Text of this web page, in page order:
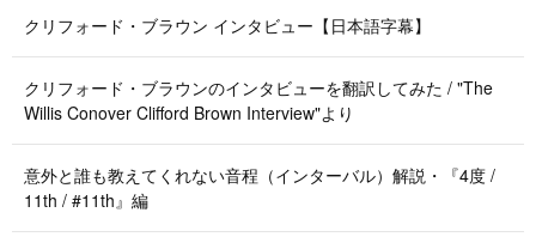
クリフォード・ブラウン インタビュー【日本語字幕】
クリフォード・ブラウンのインタビューを翻訳してみた / "The
Willis Conover Clifford Brown Interview"より
意外と誰も教えてくれない音程（インターバル）解説・『4度 /
11th / #11th』編